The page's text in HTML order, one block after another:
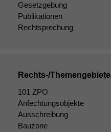
Gesetzgebung
Publikationen
Rechtsprechung
Rechts-/Themengebiete
101 ZPO
Anfechtungsobjekte
Ausschreibung
Bauzone